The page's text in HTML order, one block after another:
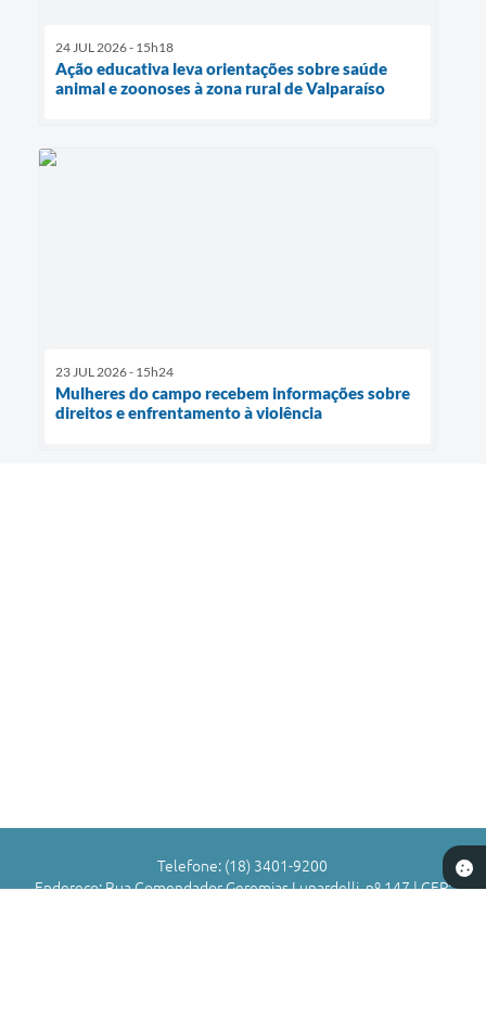
24 JUL 2026 - 15h18
Ação educativa leva orientações sobre saúde
animal e zoonoses à zona rural de Valparaíso
23 JUL 2026 - 15h24
Mulheres do campo recebem informações sobre
direitos e enfrentamento à violência
Telefone: (18) 3401-9200
Endereço: Rua Comendador Geremias Lunardelli, nº 147 | CEP: